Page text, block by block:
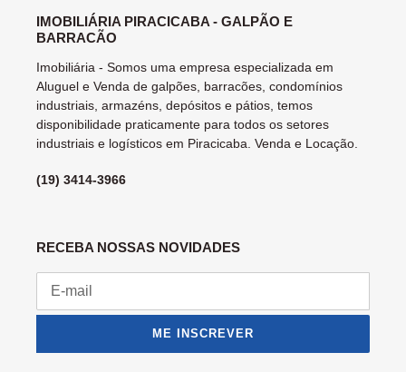
IMOBILIÁRIA PIRACICABA - GALPÃO E
BARRACÃO
Imobiliária - Somos uma empresa especializada em
Aluguel e Venda de galpões, barracões, condomínios
industriais, armazéns, depósitos e pátios, temos
disponibilidade praticamente para todos os setores
industriais e logísticos em Piracicaba. Venda e Locação.
(19) 3414-3966
RECEBA NOSSAS NOVIDADES
ME INSCREVER